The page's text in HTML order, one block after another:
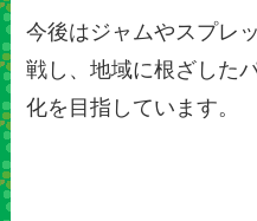
今後はジャムやスプレ
戦し、地域に根ざした
化を目指しています。